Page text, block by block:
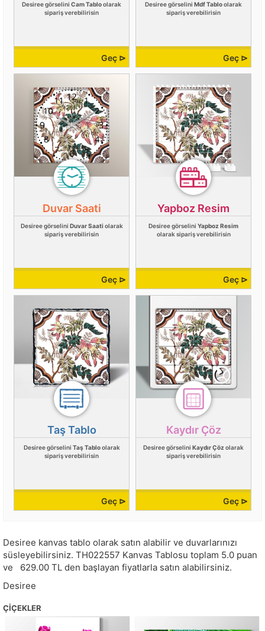
Desiree görselini Cam Tabloolarak
sipariş verebilirisin
Geç ⊳
Desiree görselini Mdf Tabloolarak
sipariş verebilirisin
Geç ⊳
Duvar Saati
Desiree görselini Duvar Saati olarak
sipariş verebilirisin
Geç ⊳
Yapboz Resim
Desiree görselini Yapboz Resim
olarak sipariş verebilirisin
Geç ⊳
Taş Tablo
Desiree görselini Taş Tabloolarak
sipariş verebilirisin
Geç ⊳
Kaydır Çöz
Desiree görselini Kaydır Çöz olarak
sipariş verebilirisin
Geç ⊳
Desiree kanvas tablo olarak satın alabilir ve duvarlarınızı
süsleyebilirsiniz. TH022557 Kanvas Tablosu toplam 5.0 puan
ve
629.00 TL den başlayan fiyatlarla satın alabilirsiniz.
Desiree
ÇIÇEKLER